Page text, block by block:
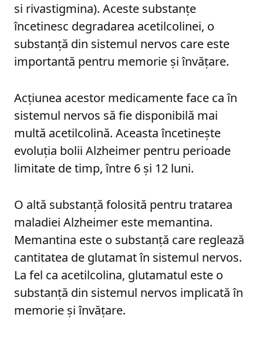
si rivastigmina). Aceste substanțe
încetinesc degradarea acetilcolinei, o
substanță din sistemul nervos care este
importantă pentru memorie și învățare.
Acțiunea acestor medicamente face ca în
sistemul nervos să fie disponibilă mai
multă acetilcolină. Aceasta încetinește
evoluția bolii Alzheimer pentru perioade
limitate de timp, între 6 și 12 luni.
O altă substanță folosită pentru tratarea
maladiei Alzheimer este memantina.
Memantina este o substanță care reglează
cantitatea de glutamat în sistemul nervos.
La fel ca acetilcolina, glutamatul este o
substanță din sistemul nervos implicată în
memorie și învățare.